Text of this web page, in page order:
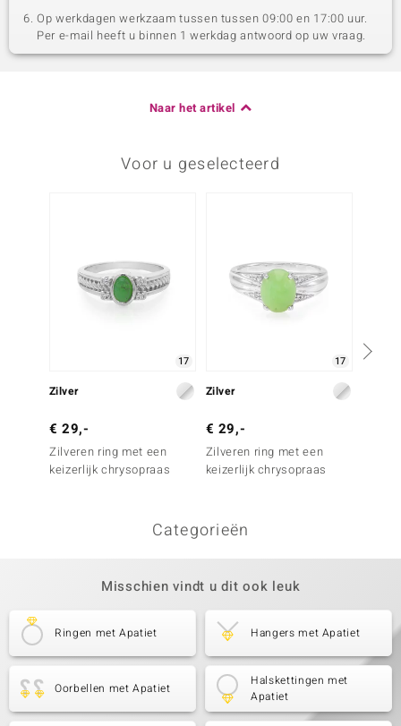
Op werkdagen werkzaam tussen tussen 09:00 en 17:00 uur.
Per e-mail heeft u binnen 1 werkdag antwoord op uw vraag.
Naar het artikel
Voor u geselecteerd
17
Zilver
€ 29,-
Zilveren ring met een
keizerlijk chrysopraas
17
Zilver
€ 29,-
Zilveren ring met een
keizerlijk chrysopraas
Categorieën
Misschien vindt u dit ook leuk
Ringen met Apatiet Hangers met Apatiet
Oorbellen met Apatiet
Halskettingen met
Apatiet